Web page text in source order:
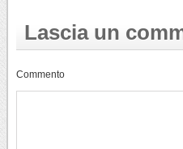
Lascia un
Commento